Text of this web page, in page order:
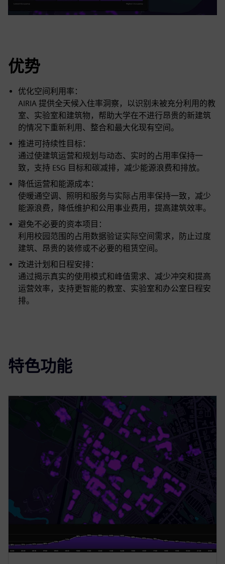
优势
优化空间利用率：
AIRIA 提供全天候入住率洞察，以识别未被充分利用的教
室、实验室和建筑物，帮助大学在不进行昂贵的新建筑
的情况下重新利用、整合和最大化现有空间。
推进可持续性目标：
通过使建筑运营和规划与动态、实时的占用率保持一
致，支持 ESG 目标和碳减排，减少能源浪费和排放。
降低运营和能源成本：
使暖通空调、照明和服务与实际占用率保持一致，减少
能源浪费，降低维护和公用事业费用，提高建筑效率。
避免不必要的资本项目：
利用校园范围的占用数据验证实际空间需求，防止过度
建筑、昂贵的装修或不必要的租赁空间。
改进计划和日程安排：
通过揭示真实的使用模式和峰值需求、减少冲突和提高
运营效率，支持更智能的教室、实验室和办公室日程安
排。
特色功能